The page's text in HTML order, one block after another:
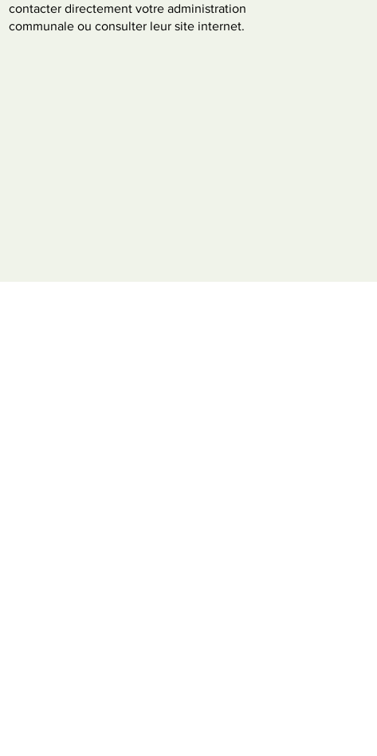
contacter directement votre administration
communale ou consulter leur site internet.